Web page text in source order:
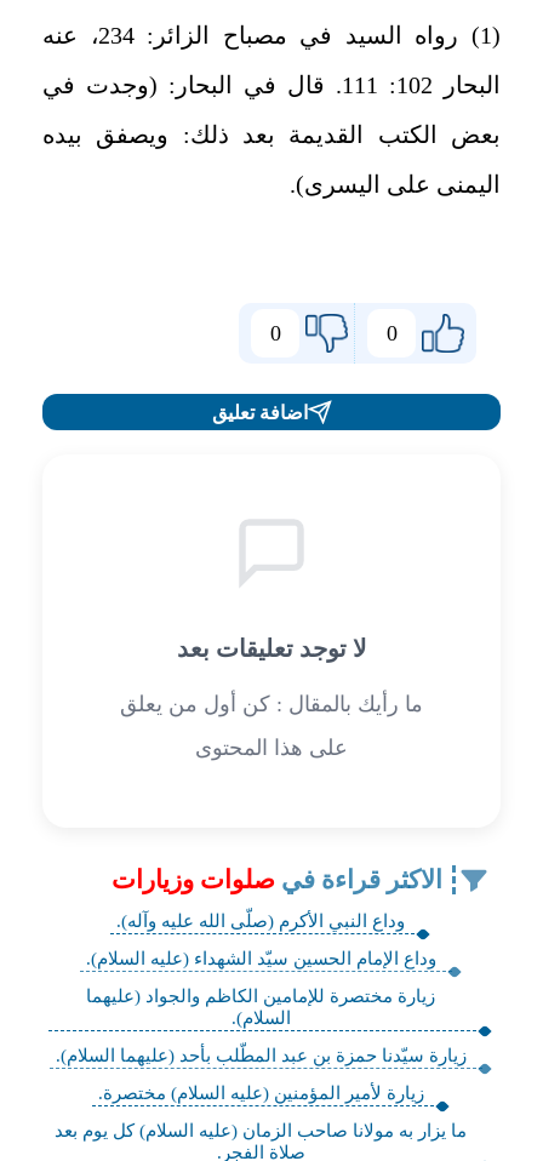
(1) رواه السيد في مصباح الزائر: 234، عنه
البحار 102: 111. قال في البحار: (وجدت في
بعض الكتب القديمة بعد ذلك: ويصفق بيده
اليمنى على اليسرى).
0
0
اضافة تعليق
لا توجد تعليقات بعد
ما رأيك بالمقال : كن أول من يعلق
على هذا المحتوى
الاكثر قراءة في صلوات وزيارات
وداع النبي الأكرم (صلّى الله عليه وآله).
وداع الإمام الحسين سيّد الشهداء (عليه السلام).
زيارة مختصرة للإمامين الكاظم والجواد (عليهما
السلام).
زيارة سيّدنا حمزة بن عبد المطّلب بأحد (عليهما السلام).
زيارة لأمير المؤمنين (عليه السلام) مختصرة.
ما يزار به مولانا صاحب الزمان (عليه ‌السلام) كل يوم بعد
صلاة الفجر.